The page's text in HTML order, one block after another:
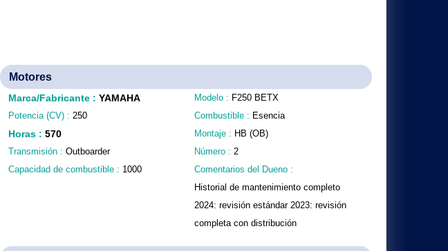
Motores
Marca/Fabricante : YAMAHA
Potencia (CV) : 250
Horas : 570
Transmisión : Outboarder
Capacidad de combustible : 1000
Modelo : F250 BETX
Combustible : Esencia
Montaje : HB (OB)
Número : 2
Comentarios del Dueno :
Historial de mantenimiento completo
2024: revisión estándar 2023: revisión
completa con distribución